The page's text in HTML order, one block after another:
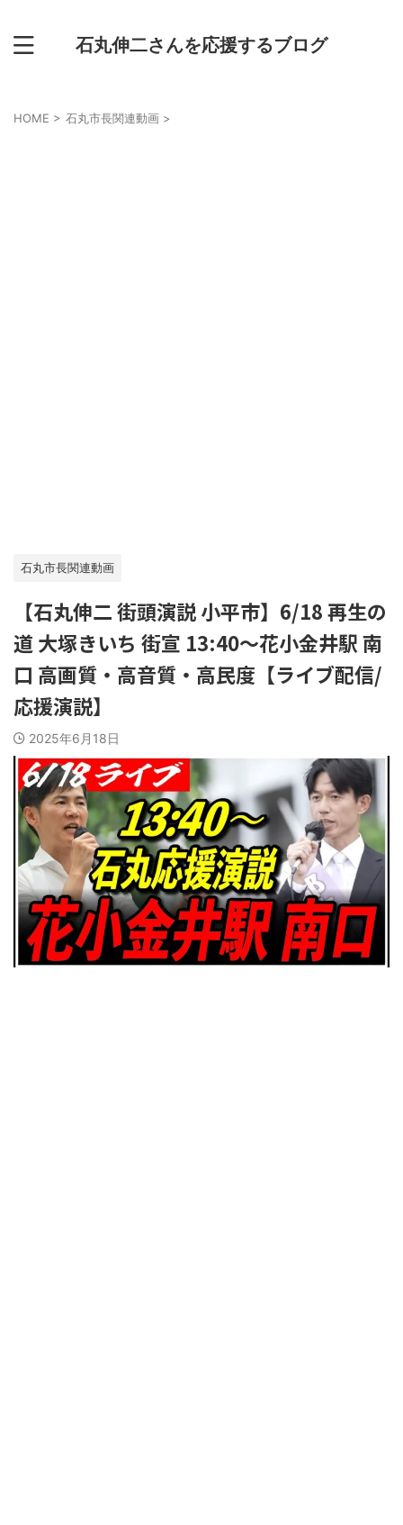
石丸伸二さんを応援するブログ
HOME > 石丸市長関連動画 >
石丸市長関連動画
【石丸伸二 街頭演説 小平市】6/18 再生の
道 大塚きいち 街宣 13:40～花小金井駅 南
口 高画質・高音質・高民度【ライブ配信/
応援演説】
2025年6月18日